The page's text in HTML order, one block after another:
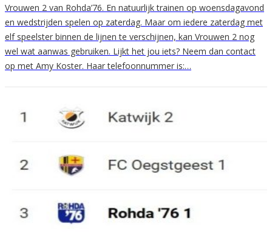
Vrouwen 2 van Rohda’76. En natuurlijk trainen op woensdagavond
en wedstrijden spelen op zaterdag. Maar om iedere zaterdag met
elf speelster binnen de lijnen te verschijnen, kan Vrouwen 2 nog
wel wat aanwas gebruiken. Lijkt het jou iets? Neem dan contact
op met Amy Koster. Haar telefoonnummer is:…